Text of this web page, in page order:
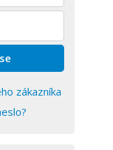
zákazníka